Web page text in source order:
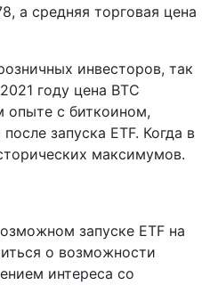
а средняя торговая цена
инвесторов, так
году цена BTC
опыте с биткоином,
запуска ETF. Когда в
максимумов.
запуске ETF на
о возможности
интереса со